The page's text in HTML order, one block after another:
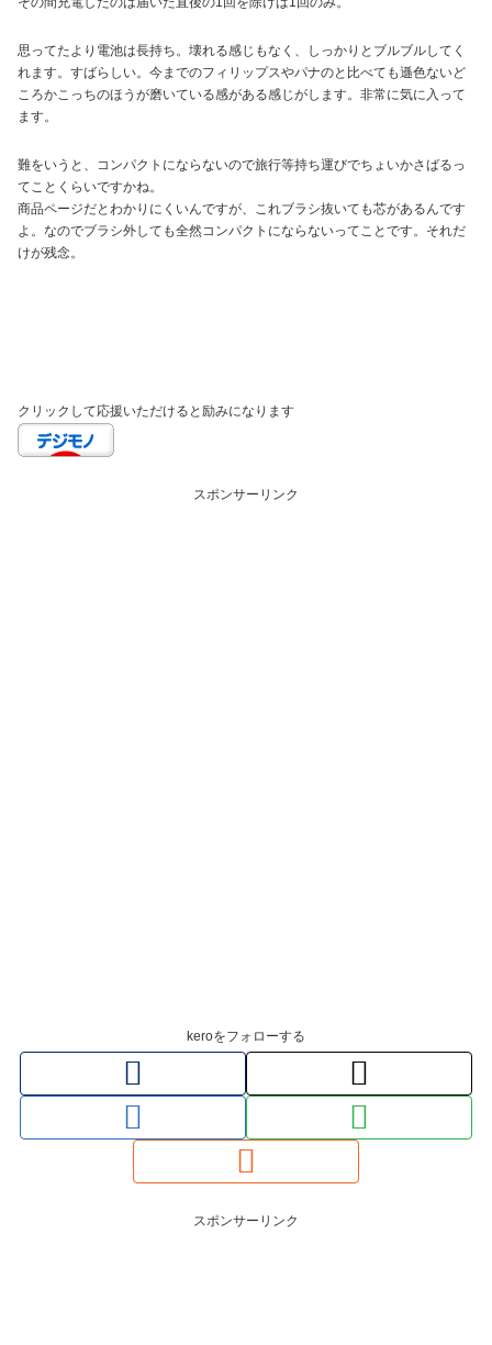
思ってたより電池は長持ち。壊れる感じもなく、しっかりとブルブルしてく
れます。すばらしい。今までのフィリップスやパナのと比べても遜色ないど
ころかこっちのほうが磨いている感がある感じがします。非常に気に入って
ます。
難をいうと、コンパクトにならないので旅行等持ち運びでちょいかさばるっ
てことくらいですかね。
商品ページだとわかりにくいんですが、これブラシ抜いても芯があるんです
よ。なのでブラシ外しても全然コンパクトにならないってことです。それだ
けが残念。
クリックして応援いただけると励みになります
スポンサーリンク
keroをフォローする
スポンサーリンク